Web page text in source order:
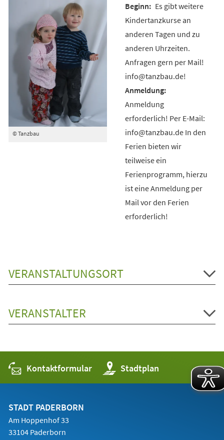
© Tanzbau
Es gibt weitere
Kindertanzkurse an
anderen Tagen und zu
anderen Uhrzeiten.
Anfragen gern per Mail!
info@tanzbau.de!
Anmeldung
erforderlich! Per E-Mail:
info@tanzbau.de In den
Ferien bieten wir
teilweise ein
Ferienprogramm, hierzu
ist eine Anmeldung per
Mail vor den Ferien
erforderlich!
VERANSTALTUNGSORT
VERANSTALTER
Kontaktformular Stadtplan
(Öffnet
in
einem
STADT PADERBORN
Am Hoppenhof 33
33104 Paderborn